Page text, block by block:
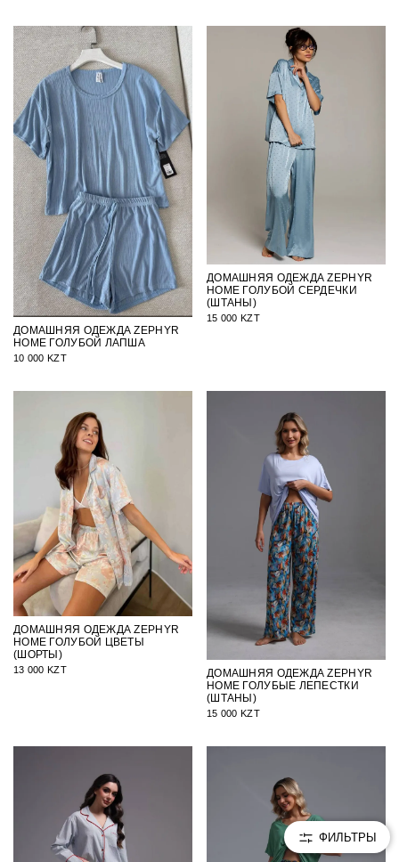
ФИЛЬТРЫ
ДОМАШНЯЯ ОДЕЖДА ZEPHYR
HOME ГОЛУБОЙ ЛАПША
10 000 KZT
ДОМАШНЯЯ ОДЕЖДА ZEPHYR
HOME ГОЛУБОЙ СЕРДЕЧКИ
(ШТАНЫ)
15 000 KZT
ДОМАШНЯЯ ОДЕЖДА ZEPHYR
HOME ГОЛУБОЙ ЦВЕТЫ
(ШОРТЫ)
13 000 KZT
ДОМАШНЯЯ ОДЕЖДА ZEPHYR
HOME ГОЛУБЫЕ ЛЕПЕСТКИ
(ШТАНЫ)
15 000 KZT